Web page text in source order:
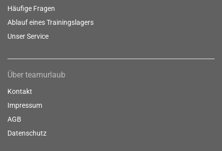
Häufige Fragen
Ablauf eines Trainingslagers
Unser Service
Über teamurlaub
Kontakt
Impressum
AGB
Datenschutz